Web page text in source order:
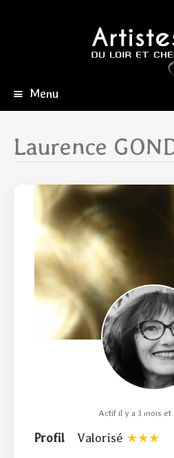
Menu
principal
Laurence
Actif il y a 3 mois et
Profil Valorisé